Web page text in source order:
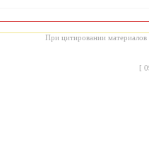
При цитировании материалов
[